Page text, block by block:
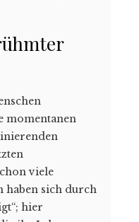
momentanen
viele
haben sich durch
hier